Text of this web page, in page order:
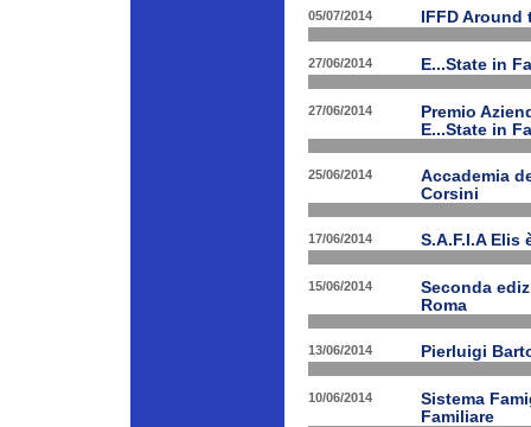
05/07/2014 IFFD
27/06/2014 E...State in
27/06/2014
Premio
E...State in
25/06/2014
Accademia
Corsini
17/06/2014 S.A.F.I.A Elis
15/06/2014
Seconda
Roma
13/06/2014 Pierluigi
10/06/2014
Sistema
Familiare